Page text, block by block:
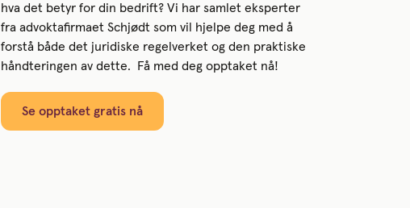
hva det betyr for din bedrift? Vi har samlet eksperter
fra advoktafirmaet Schjødt som vil hjelpe deg med å
forstå både det juridiske regelverket og den praktiske
håndteringen av dette.
Få med deg opptaket nå!
Se opptaket gratis nå